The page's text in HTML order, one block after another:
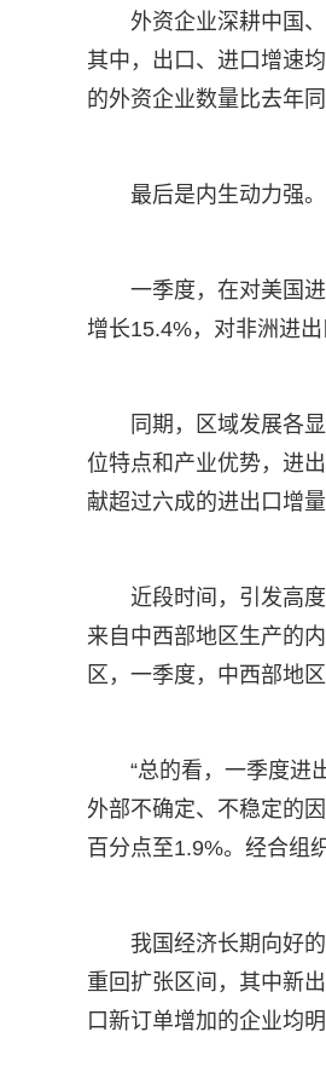
外资企业深耕中国
其中，出口、进口增速
的外资企业数量比去年
最后是内生动力强
一季度，在对美国
增长15.4%，对非洲进
同期，区域发展各
位特点和产业优势，进
献超过六成的进出口增量
近段时间，引发高
来自中西部地区生产的
区，一季度，中西部地
“总的看，一季度进
外部不确定、不稳定的
百分点至1.9%。经合组
我国经济长期向好
重回扩张区间，其中新
口新订单增加的企业均